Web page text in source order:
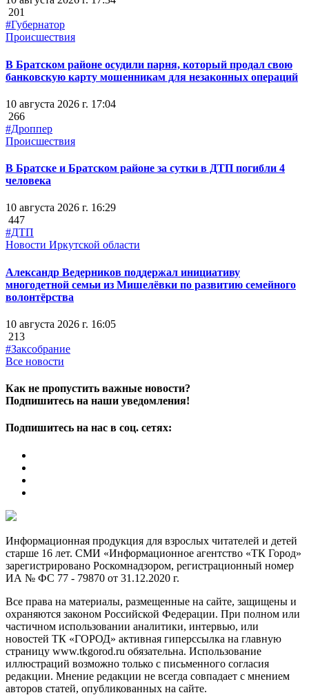
201
#Губернатор
Происшествия
В Братском районе осудили парня, который продал свою
банковскую карту мошенникам для незаконных операций
10 августа 2026 г. 17:04
266
#Дроппер
Происшествия
В Братске и Братском районе за сутки в ДТП погибли 4
человека
10 августа 2026 г. 16:29
447
#ДТП
Новости Иркутской области
Александр Ведерников поддержал инициативу
многодетной семьи из Мишелёвки по развитию семейного
волонтёрства
10 августа 2026 г. 16:05
213
#Заксобрание
Все новости
Как не пропустить важные новости?
Подпишитесь на наши уведомления!
Подпишитесь на нас в соц. сетях:
Информационная продукция для взрослых читателей и детей
старше 16 лет. СМИ «Информационное агентство «ТК Город»
зарегистрировано Роскомнадзором, регистрационный номер
ИА № ФС 77 - 79870 от 31.12.2020 г.
Все права на материалы, размещенные на сайте, защищены и
охраняются законом Российской Федерации. При полном или
частичном использовании аналитики, интервью, или
новостей ТК «ГОРОД» активная гиперссылка на главную
страницу www.tkgorod.ru обязательна. Использование
иллюстраций возможно только с письменного согласия
редакции. Мнение редакции не всегда совпадает с мнением
авторов статей, опубликованных на сайте.